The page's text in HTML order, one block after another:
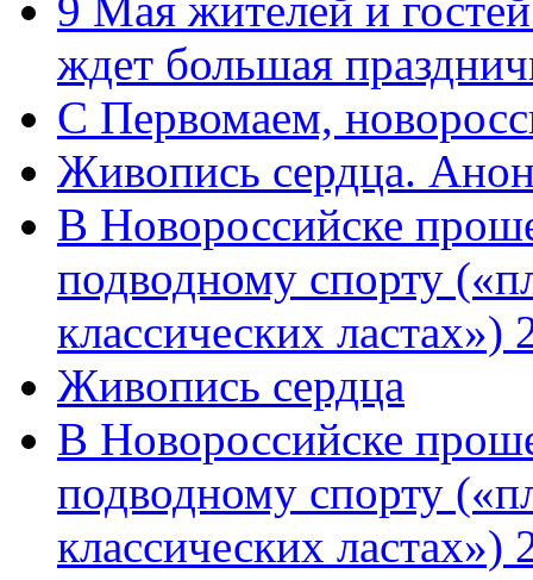
ждет большая
C Первомаем,
Живопись сердца.
В Новороссийске
подводному спорту
классических
Живопись сердца
В Новороссийске
подводному спорту
классических ластах»)